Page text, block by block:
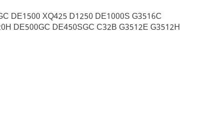
DE1500 XQ425 D1250 DE1000S G3516C
DE500GC DE450SGC C32B G3512E G3512H